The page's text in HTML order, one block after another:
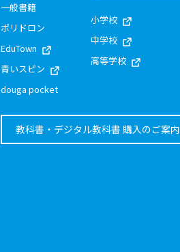
一般書籍
ポリドロン
EduTown
青いスピン
douga pocket
小学校
中学校
高等学校
教科書・デジタル教科書 購入のご案内